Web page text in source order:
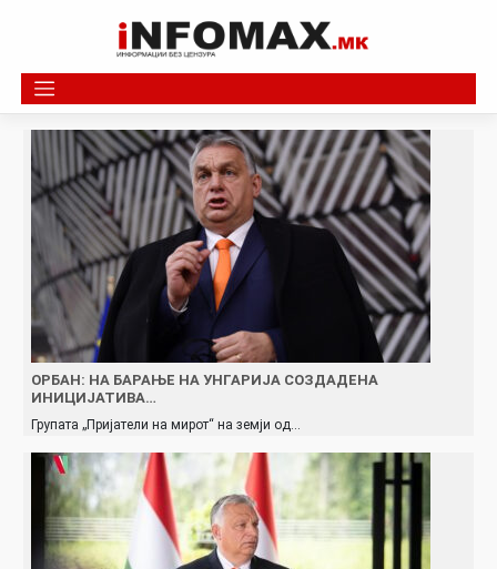
ОРБАН: НА БАРАЊЕ НА УНГАРИЈА СОЗДАДЕНА
ИНИЦИЈАТИВА…
Групата „Пријатели на мирот“ на земји од…